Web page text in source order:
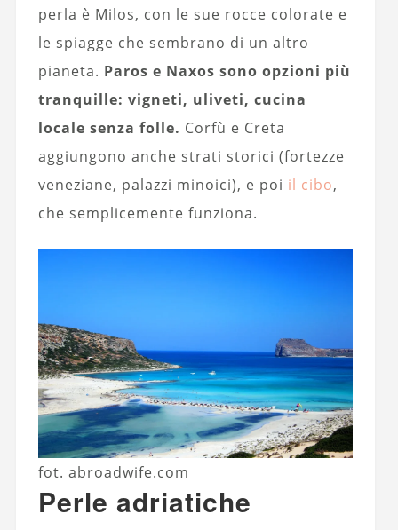
perla è Milos, con le sue rocce colorate e
le spiagge che sembrano di un altro
pianeta. Paros e Naxos sono opzioni più
tranquille: vigneti, uliveti, cucina
locale senza folle. Corfù e Creta
aggiungono anche strati storici (fortezze
veneziane, palazzi minoici), e poi il cibo,
che semplicemente funziona.
fot. abroadwife.com
Perle adriatiche